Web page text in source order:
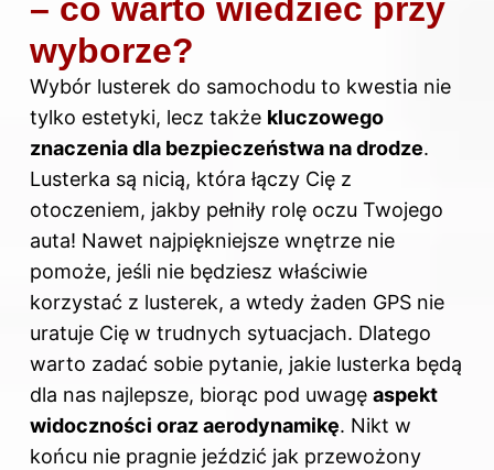
– co warto wiedzieć przy
wyborze?
Wybór lusterek do samochodu to kwestia nie
tylko estetyki, lecz także kluczowego
znaczenia dla bezpieczeństwa na drodze.
Lusterka są nicią, która łączy Cię z
otoczeniem, jakby pełniły rolę oczu Twojego
auta! Nawet najpiękniejsze wnętrze nie
pomoże, jeśli nie będziesz właściwie
korzystać z lusterek, a wtedy żaden GPS nie
uratuje Cię w trudnych sytuacjach. Dlatego
warto zadać sobie pytanie, jakie lusterka będą
dla nas najlepsze, biorąc pod uwagę aspekt
widoczności oraz aerodynamikę. Nikt w
końcu nie pragnie jeździć jak przewożony